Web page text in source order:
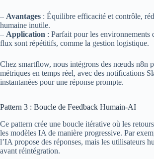
– Avantages : Équilibre efficacité et contrôle,
humaine inutile.
– Application : Parfait pour les environnements
flux sont répétitifs, comme la gestion logistique.
Chez smartflow, nous intégrons des nœuds n8n
métriques en temps réel, avec des notifications
instantanées pour une réponse prompte.
Pattern 3 : Boucle de Feedback Humain-AI
Ce pattern crée une boucle itérative où les
les modèles IA de manière progressive. Par
l’IA propose des réponses, mais les utilisateurs
avant réintégration.